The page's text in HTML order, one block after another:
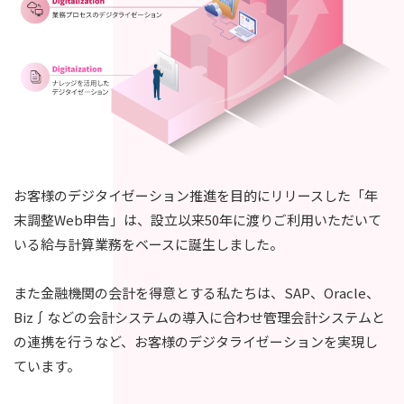
お客様のデジタイゼーション推進を目的にリリースした「年
末調整Web申告」は、設立以来50年に渡りご利用いただいて
いる給与計算業務をベースに誕生しました。
また金融機関の会計を得意とする私たちは、SAP、Oracle、
Biz∫などの会計システムの導入に合わせ管理会計システムと
の連携を行うなど、お客様のデジタライゼーションを実現し
ています。